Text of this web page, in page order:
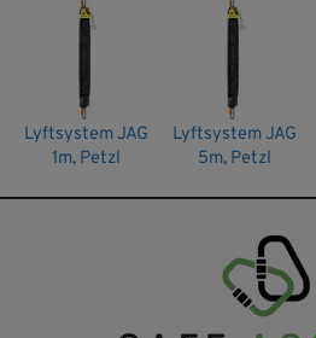
Tre längder: 1, 2 och 5 meter
• Repdiameter: 8 mm
• Certifikat: EAC
• Arbetslast: 6kN
• Brythållfasthet: 16kN
Lyftsystem JAG
1m, Petzl
Lyftsystem JAG
5m, Petzl